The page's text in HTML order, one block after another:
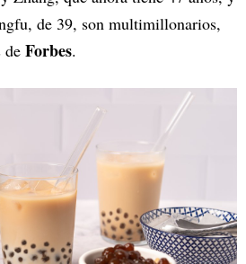
de 39, son multimillonarios,
de Forbes.